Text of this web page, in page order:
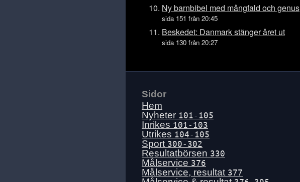
Fre 10 juli
Tors 9 juli
Ons 8 juli
Mån 6 juli
Lör 4 juli
Fre 3 juli
Tors 2 juli
Ons 1 juli
Tis 30 juni
Mån 29 juni
Ny barnbibel med mångfald och genus
sida 151 från 20:45
Beskedet: Danmark stänger året ut
sida 130 från 20:27
Sidor
Hem
Nyheter 101-105
Inrikes 101-103
Utrikes 104-105
Sport 300-302
Resultatbörsen 330
Målservice 376
Målservice, resultat 377